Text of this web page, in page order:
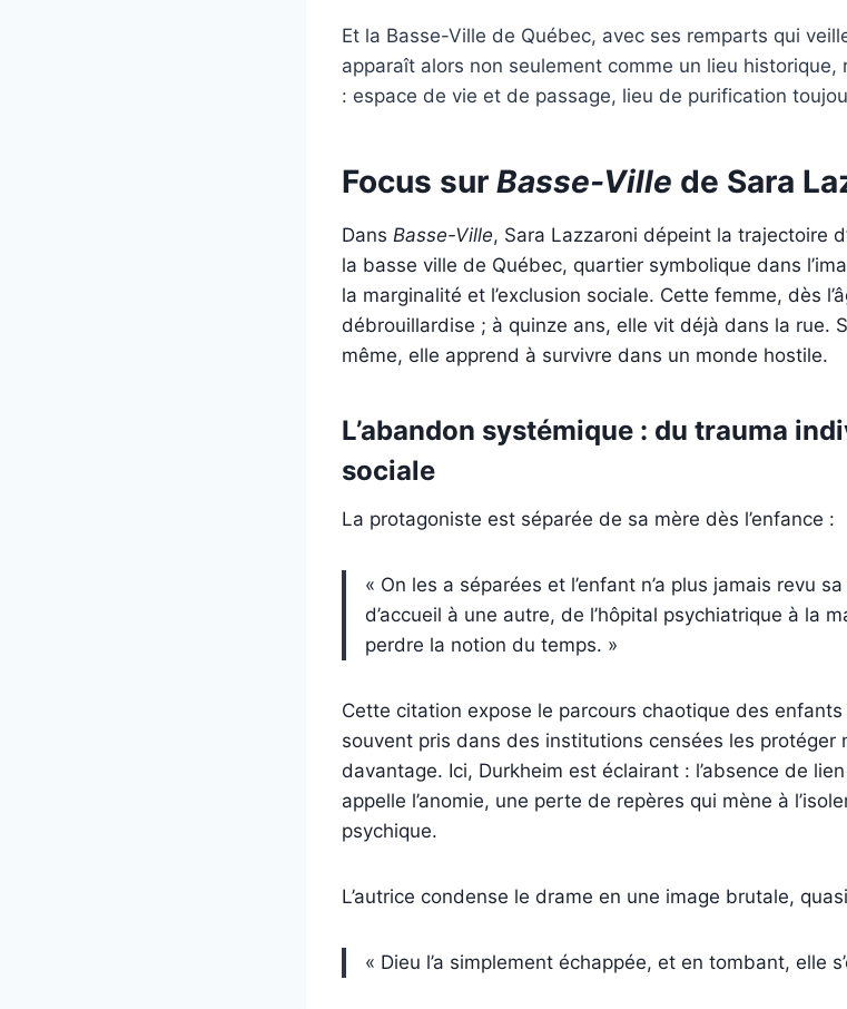
Et la Basse-Ville de Québec, avec ses remparts qui
apparaît alors non seulement comme un lieu
: espace de vie et de passage, lieu de purification
Focus sur Basse-Ville de Sara
Dans Basse-Ville, Sara Lazzaroni dépeint la trajectoire
la basse ville de Québec, quartier symbolique dans
la marginalité et l’exclusion sociale. Cette femme, dès
débrouillardise ; à quinze ans, elle vit déjà dans la rue.
même, elle apprend à survivre dans un monde hostile.
L’abandon systémique : du trauma
sociale
La protagoniste est séparée de sa mère dès l’enfance :
« On les a séparées et l’enfant n’a plus jamais revu
d’accueil à une autre, de l’hôpital psychiatrique à la
perdre la notion du temps. »
Cette citation expose le parcours chaotique des
souvent pris dans des institutions censées les protéger
davantage. Ici, Durkheim est éclairant : l’absence de
appelle l’anomie, une perte de repères qui mène à
psychique.
L’autrice condense le drame en une image brutale,
« Dieu l’a simplement échappée, et en tombant, elle